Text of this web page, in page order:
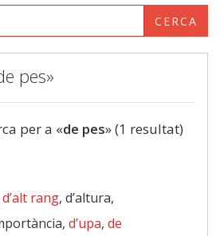
CERCA
pes»
per a «de pes» (1 resultat)
d’alt rang, d’altura,
d’upa, de